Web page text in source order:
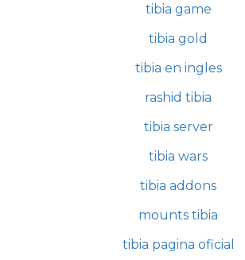
tibia game
tibia gold
tibia en ingles
rashid tibia
tibia server
tibia wars
tibia addons
mounts tibia
tibia pagina oficial